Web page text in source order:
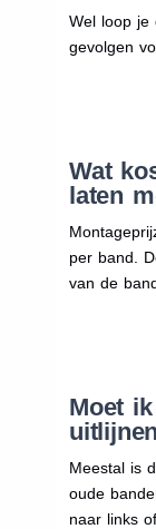
Wel loop je
gevolgen
Wat
laten
per band.
van de
Moet
Meestal is
oude
naar links